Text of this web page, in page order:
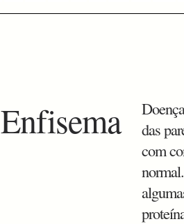
Enfisema
das
com